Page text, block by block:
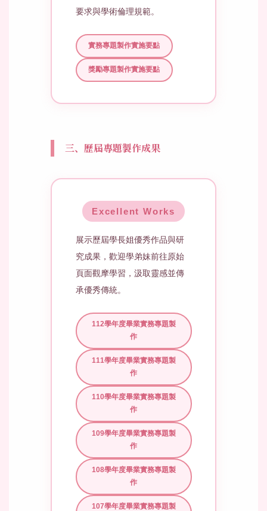
要求與學術倫理規範。
實務專題製作實施要點
獎勵專題製作實施要點
三、歷屆專題製作成果
Excellent Works
展示歷屆學長姐優秀作品與研
究成果，歡迎學弟妹前往原始
頁面觀摩學習，汲取靈感並傳
承優秀傳統。
112學年度畢業實務專題製
作
111學年度畢業實務專題製
作
110學年度畢業實務專題製
作
109學年度畢業實務專題製
作
108學年度畢業實務專題製
作
107學年度畢業實務專題製